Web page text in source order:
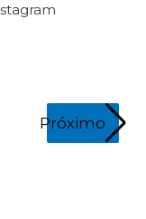
Próximo